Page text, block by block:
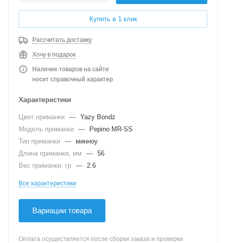
Купить в 1 клик
Рассчитать доставку
Хочу в подарок
Наличие товаров на сайте
носит справочный характер
Характеристики
Цвет приманки — Yazy Bondz
Модель приманки —
Pepino MR-SS
Тип приманки —
минноу
Длина приманки, мм
— 56
Вес приманки, гр — 2.6
Все характеристики
Вариации товара
Оплата осуществляется после сборки заказа и проверки